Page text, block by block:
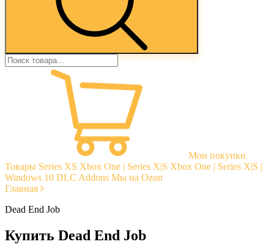
Мои покупки
Товары Series XS Xbox One | Series X|S Xbox One | Series X|S |
Windows 10 DLC Addons Мы на Ozon
Главная
Dead End Job
Купить Dead End Job